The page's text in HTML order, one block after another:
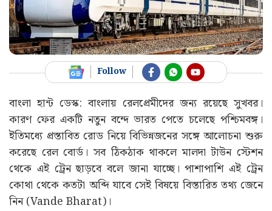
Follow
বাংলা হান্ট ডেস্ক: বাংলায় রেলপ্রেমীদের জন্য রয়েছে সুখবর।
কারণ ফের একটি নতুন বন্দে ভারত পেতে চলেছে পশ্চিমবঙ্গ।
ইতিমধ্যে প্রস্তাবিত রোড নিয়ে বিভিন্নজনের সঙ্গে আলোচনা শুরু
করেছে রেল বোর্ড। সব ঠিকঠাক থাকলে মালদা টাউন স্টেশন
থেকে এই ট্রেন ছাড়বে বলে জানা যাচ্ছে। পাশাপাশি এই ট্রেন
কোথা থেকে কতটা অব্দি যাবে সেই বিষয়ে বিস্তারিত তথ্য জেনে
নিন (Vande Bharat)।